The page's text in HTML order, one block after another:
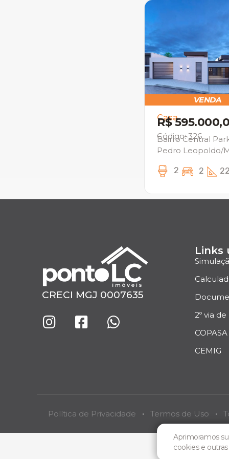
VENDA
Casa
R$
Código: 326
Bairro Central
Pedro Leopoldo/
2 2
CRECI MGJ 0007635
Links
2º via de
COPASA
CEMIG
Política de Privacidade Termos de Uso
Aprimoramos
cookies e